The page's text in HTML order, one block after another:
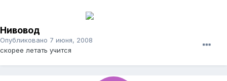
Нивовод
Опубликовано 7 июня, 2008
скорее летать учится